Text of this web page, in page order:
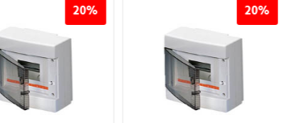
20% 20%